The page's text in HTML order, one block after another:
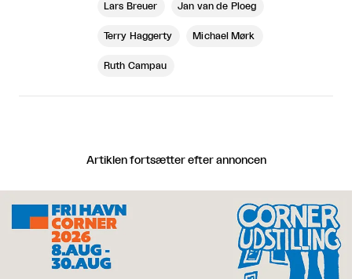
Lars Breuer Jan van de Ploeg
Terry Haggerty Michael Mørk
Ruth Campau
Artiklen fortsætter efter annoncen